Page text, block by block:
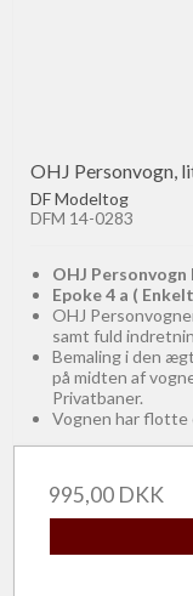
OHJ Personvogn,
DF Modeltog
DFM 14-0283
OHJ
Epoke 4 a (
OHJ
samt fuld
Bemaling i den
på midten af
Privatbaner.
Vognen har flotte
995,00 DKK